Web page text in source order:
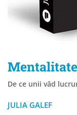
De ce unii văd
JULIA GALEF